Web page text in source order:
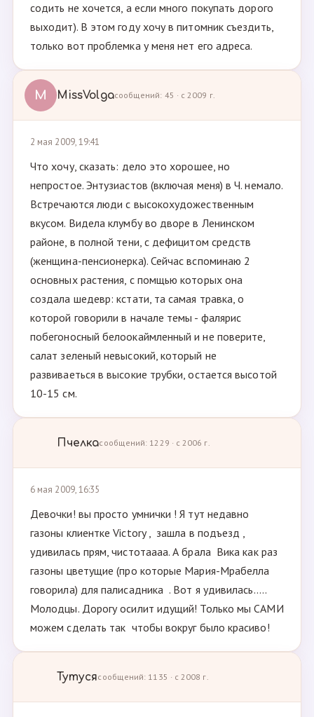
содить не хочется, а если много покупать дорого
выходит). В этом году хочу в питомник съездить,
только вот проблемка у меня нет его адреса.
M MissVolgaсообщений: 45 · с 2009 г.
2 мая 2009, 19:41
Что хочу, сказать: дело это хорошее, но
непростое. Энтузиастов (включая меня) в Ч. немало.
Встречаются люди с высокохудожественным
вкусом. Видела клумбу во дворе в Ленинском
районе, в полной тени, с дефицитом средств
(женщина-пенсионерка). Сейчас вспоминаю 2
основных растения, с помщью которых она
создала шедевр: кстати, та самая травка, о
которой говорили в начале темы - фалярис
побегоносный белоокаймленный и не поверите,
салат зеленый невысокий, который не
развиваеться в высокие трубки, остается высотой
10-15 см.
Пчелкасообщений: 1229 · с 2006 г.
6 мая 2009, 16:35
Девочки! вы просто умнички ! Я тут недавно
газоны клиентке Viсtory , зашла в подъезд ,
удивилась прям, чистотаааа. А брала Вика как раз
газоны цветущие (про которые Мария-Мрабелла
говорила) для палисадника . Вот я удивилась.....
Молодцы. Дорогу осилит идущий! Только мы САМИ
можем сделать так чтобы вокруг было красиво!
Тутусясообщений: 1135 · с 2008 г.